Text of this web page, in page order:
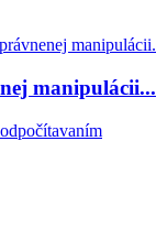
manipulácii...